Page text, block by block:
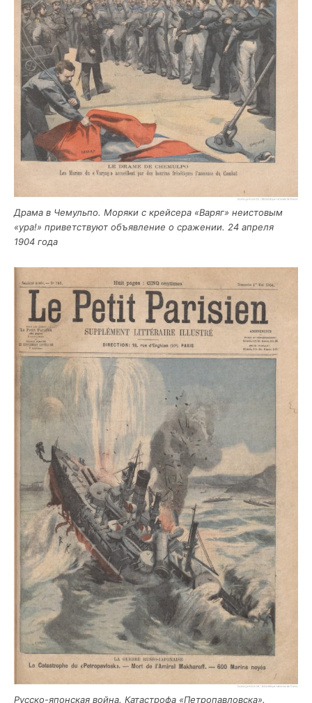
Дра­ма в Чемуль­по. Моря­ки с крей­се­ра «Варяг» неисто­вым
«ура!» при­вет­ству­ют объ­яв­ле­ние о сра­же­нии. 24 апре­ля
1904 года
Рус­ско-япон­ская вой­на. Ката­стро­фа «Пет­ро­пав­лов­ска».